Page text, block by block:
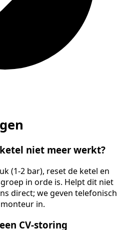
niet meer werkt?
(1-2 bar), reset de ketel en
in orde is. Helpt dit niet
direct; we geven telefonisch
in.
CV-storing